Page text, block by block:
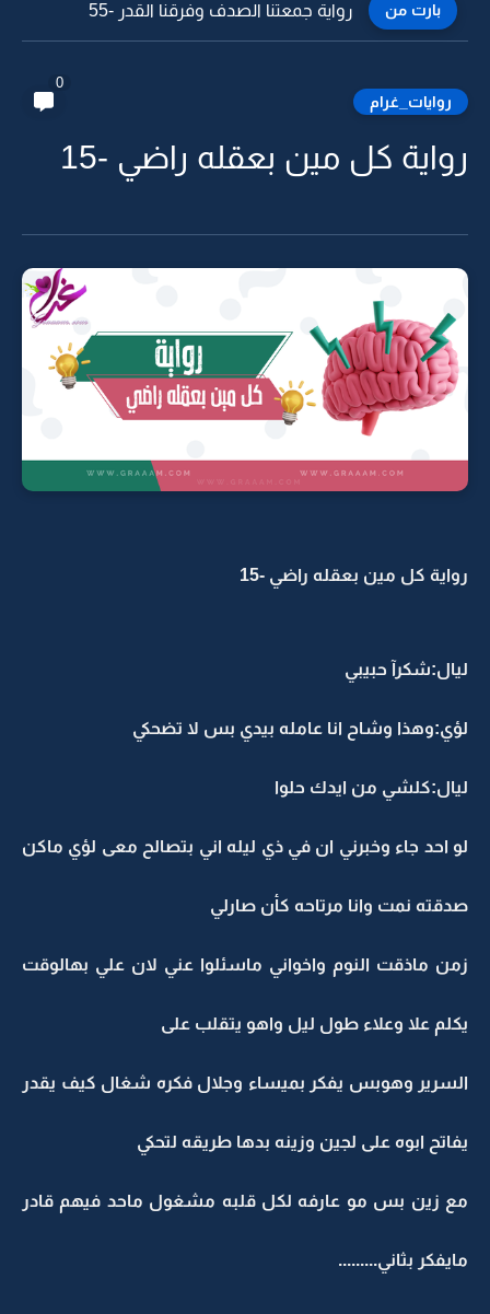
بارت من رواية جمعتنا الصدف وفرقنا القدر -55
روايات_غرام
رواية كل مين بعقله راضي -15
رواية كل مين بعقله راضي -15
ليال:شكرآ حبيبي
لؤي:وهذا وشاح انا عامله بيدي بس لا تضحكي
ليال:كلشي من ايدك حلوا
لو احد جاء وخبرني ان في ذي ليله اني بتصالح معى لؤي ماكن
صدقته نمت وانا مرتاحه كأن صارلي
زمن ماذقت النوم واخواني ماسئلوا عني لان علي بهالوقت
يكلم علا وعلاء طول ليل واهو يتقلب على
السرير وهوبس يفكر بميساء وجلال فكره شغال كيف يقدر
يفاتح ابوه على لجين وزينه بدها طريقه لتحكي
مع زين بس مو عارفه لكل قلبه مشغول ماحد فيهم قادر
مايفكر بثاني.........